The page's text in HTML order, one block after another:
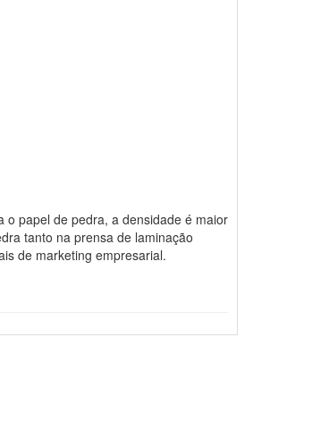
o papel de pedra, a densidade é maior
tanto na prensa de laminação
de marketing empresarial.